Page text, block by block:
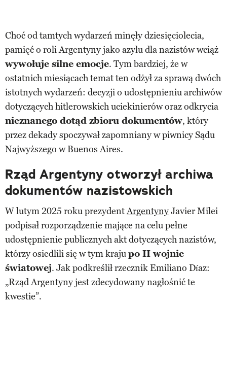
Choć od tamtych wydarzeń minęły dziesięciolecia,
pamięć o roli Argentyny jako azylu dla nazistów wciąż
wywołuje silne emocje. Tym bardziej, że w
ostatnich miesiącach temat ten odżył za sprawą dwóch
istotnych wydarzeń: decyzji o udostępnieniu archiwów
dotyczących hitlerowskich uciekinierów oraz odkrycia
nieznanego dotąd zbioru dokumentów, który
przez dekady spoczywał zapomniany w piwnicy Sądu
Najwyższego w Buenos Aires.
Rząd Argentyny otworzył archiwa
dokumentów nazistowskich
W lutym 2025 roku prezydentArgentynyJavier Milei
podpisał rozporządzenie mające na celu pełne
udostępnienie publicznych akt dotyczących nazistów,
którzy osiedlili się w tym krajupo II wojnie
światowej. Jak podkreślił rzecznik Emiliano Díaz:
„Rząd Argentyny jest zdecydowany nagłośnić te
kwestie”.